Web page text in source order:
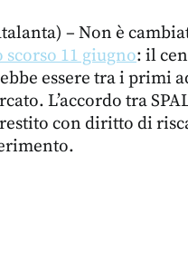
– Non è
scorso 11 giugno: il
essere tra i primi
L’accordo tra
con diritto di